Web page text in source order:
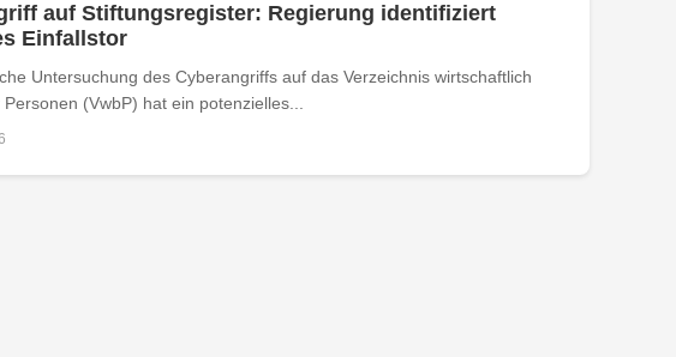
auf Stiftungsregister: Regierung identifiziert
Einfallstor
Untersuchung des Cyberangriffs auf das Verzeichnis wirtschaftlich
(VwbP) hat ein potenzielles...